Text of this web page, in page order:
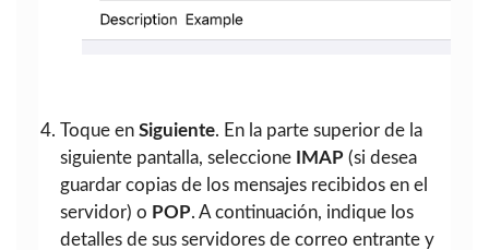
Toque en Siguiente. En la parte superior de la
siguiente pantalla, seleccione
IMAP (si desea
guardar copias de los mensajes recibidos en el
servidor) o POP. A continuación, indique los
detalles de sus servidores de correo entrante y